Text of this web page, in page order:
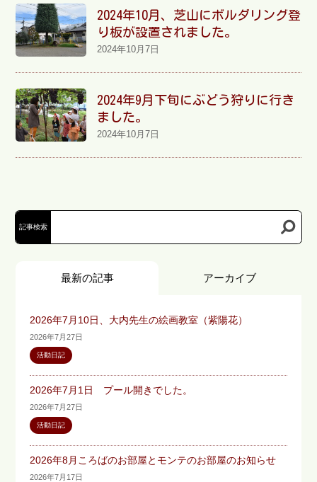
2024年10月、芝山にボルダリング登
り板が設置されました。
2024年10月7日
2024年9月下旬にぶどう狩りに行き
ました。
2024年10月7日
記事検索
最新の記事 アーカイブ
2026年7月10日、大内先生の絵画教室（紫陽花）
2026年7月27日
活動日記
2026年7月1日 プール開きでした。
2026年7月27日
活動日記
2026年8月ころばのお部屋とモンテのお部屋のお知らせ
2026年7月17日